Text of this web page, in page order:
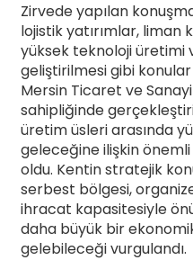
Zirvede yapılan
lojistik yatırımlar, liman
yüksek teknoloji üretimi
geliştirilmesi gibi konular
Mersin Ticaret ve
sahipliğinde
üretim üsleri arasında
geleceğine ilişkin
oldu. Kentin stratejik
serbest bölgesi,
ihracat kapasitesiyle
daha büyük bir
gelebileceği vurgulandı.